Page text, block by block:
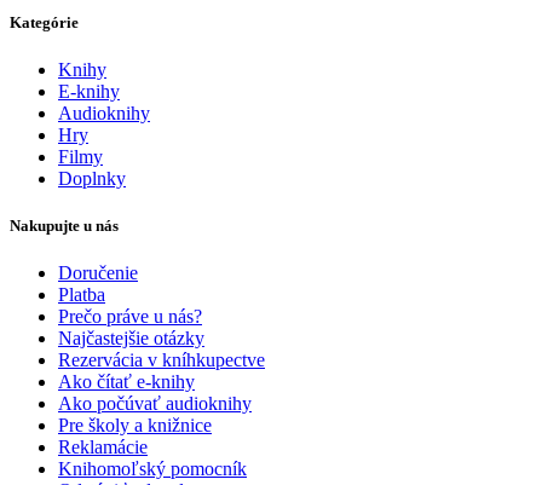
Kategórie
Knihy
E-knihy
Audioknihy
Hry
Filmy
Doplnky
Nakupujte u nás
Doručenie
Platba
Prečo práve u nás?
Najčastejšie otázky
Rezervácia v kníhkupectve
Ako čítať e-knihy
Ako počúvať audioknihy
Pre školy a knižnice
Reklamácie
Knihomoľský pomocník